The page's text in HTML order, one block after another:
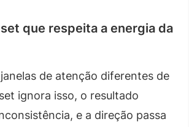
que respeita a energia da
de atenção diferentes de
ignora isso, o resultado
e a direção passa